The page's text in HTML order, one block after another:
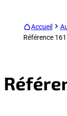
Accueil
Référence